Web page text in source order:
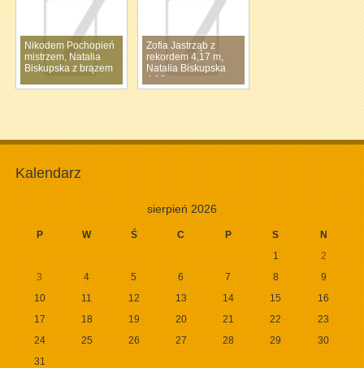
Nikodem Pochopień
mistrzem, Natalia
Biskupska z brązem
Zofia Jastrząb z
rekordem 4,17 m,
Natalia Biskupska
4,12 m
Kalendarz
sierpień 2026
P W Ś C P S N
1
2
3
4 5 6 7 8
9
10
11 12 13 14 15
16
17
18 19 20 21 22
23
24
25 26 27 28 29
30
31